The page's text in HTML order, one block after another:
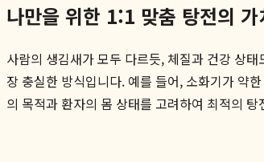
나만을 위한 1:1 맞춤 탕전의 가
사람의 생김새가 모두 다르듯, 체질과 건강 상
장 충실한 방식입니다. 예를 들어, 소화기가 약
의 목적과 환자의 몸 상태를 고려하여 최적의